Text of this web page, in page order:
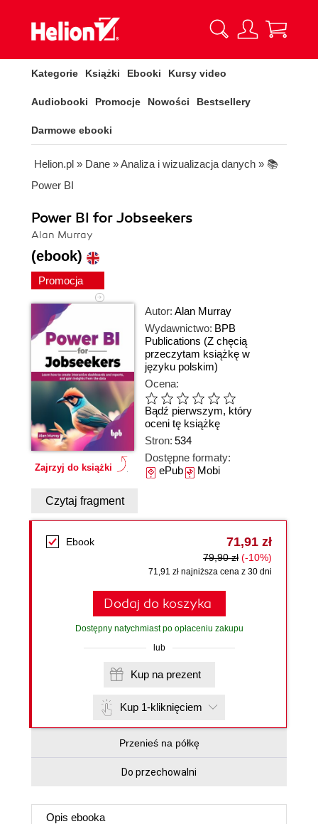
Kategorie Książki Ebooki Kursy video
Audiobooki Promocje Nowości Bestsellery
Darmowe ebooki
Helion.pl » Dane »Analiza i wizualizacja danych » 📚
Power BI
Power BI for Jobseekers
Alan Murray
(ebook)
Promocja
Zajrzyj do książki
Autor: Alan Murray
Wydawnictwo: BPB
Publications (Z chęcią
przeczytam książkę w
języku polskim)
Ocena:
Bądź pierwszym, który
oceni tę książkę
Stron: 534
Dostępne formaty:
ePubMobi
Czytaj fragment
Ebook 71,91 zł
79,90 zł (-10%)
71,91 zł najniższa cena z 30 dni
Dodaj do koszyka
Dostępny natychmiast po opłaceniu zakupu
lub
Kup na prezent
Kup 1-kliknięciem
Przenieś na półkę
Do przechowalni
Opis ebooka